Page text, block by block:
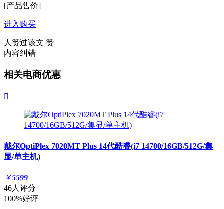
[产品售价]
进入购买
人赞过该文 赞
内容纠错
相关电商优惠

戴尔OptiPlex 7020MT Plus 14代酷睿(i7 14700/16GB/512G/集
显/单主机)
￥5599
46人评分
100%好评